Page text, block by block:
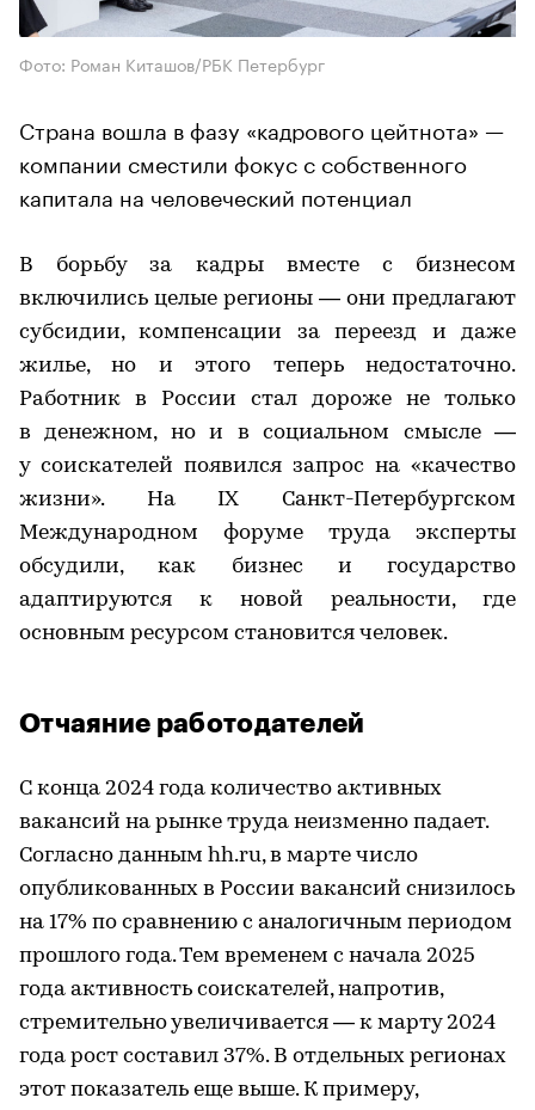
Фото: Роман Киташов/РБК Петербург
Страна вошла в фазу «кадрового цейтнота» —
компании сместили фокус с собственного
капитала на человеческий потенциал
В борьбу за кадры вместе с бизнесом
включились целые регионы — они предлагают
субсидии, компенсации за переезд и даже
жилье, но и этого теперь недостаточно.
Работник в России стал дороже не только
в денежном, но и в социальном смысле —
у соискателей появился запрос на «качество
жизни». На IX Санкт-Петербургском
Международном форуме труда эксперты
обсудили, как бизнес и государство
адаптируются к новой реальности, где
основным ресурсом становится человек.
Отчаяние работодателей
С конца 2024 года количество активных
вакансий на рынке труда неизменно падает.
Согласно данным hh.ru, в марте число
опубликованных в России вакансий снизилось
на 17% по сравнению с аналогичным периодом
прошлого года. Тем временем с начала 2025
года активность соискателей, напротив,
стремительно увеличивается — к марту 2024
года рост составил 37%. В отдельных регионах
этот показатель еще выше. К примеру,